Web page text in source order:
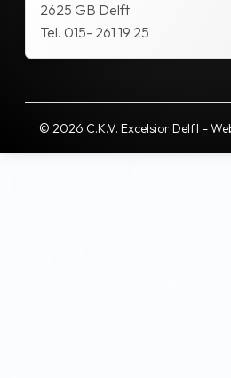
2625 GB Delft
Tel. 015- 261 19 25
© 2026 C.K.V. Excelsior Delft -